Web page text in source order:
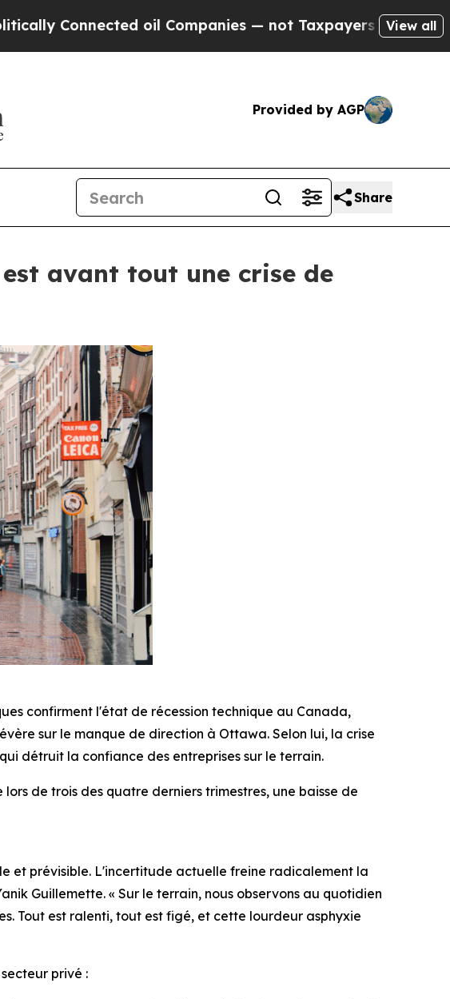
oil Companies — not Taxpayers — the Chance toView all
Provided by AGP
Share
avant tout une crise de
confirment l'état de récession technique au Canada,
sur le manque de direction à Ottawa. Selon lui, la crise
détruit la confiance des entreprises sur le terrain.
de trois des quatre derniers trimestres, une baisse de
et prévisible. L'incertitude actuelle freine radicalement la
Guillemette. « Sur le terrain, nous observons au quotidien
Tout est ralenti, tout est figé, et cette lourdeur asphyxie
privé :